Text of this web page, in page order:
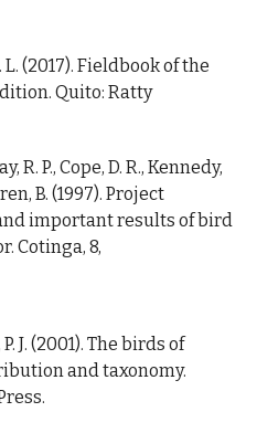
(2017). Fieldbook of the
Quito: Ratty
R. P., Cope, D. R., Kennedy,
B. (1997). Project
important results of bird
Cotinga, 8,
J. (2001). The birds of
and taxonomy.